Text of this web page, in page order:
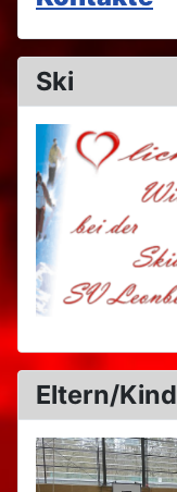
Ski
Eltern/Kind